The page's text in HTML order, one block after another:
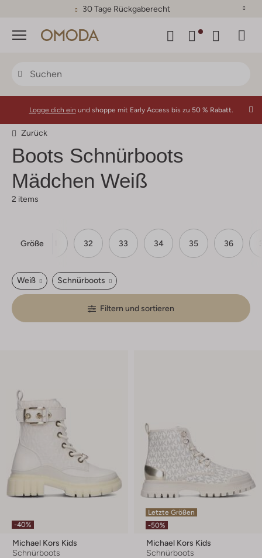
30 Tage Rückgaberecht
Menü
Logge dich ein und shoppe mit Early Access bis zu 50 % Rabatt.
Zurück
Boots Schnürboots
Mädchen Weiß
2 items
Größe 32 33 34 35 36
Weiß Schnürboots
Filtern und sortieren
-40%
Michael Kors Kids
Schnürboots
Letzte Größen
-50%
Michael Kors Kids
Schnürboots